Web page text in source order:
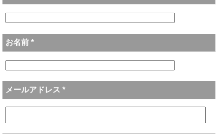
お名前 *
メールアドレス *